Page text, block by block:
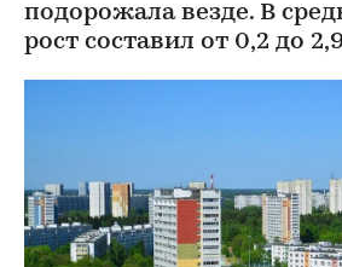
подорожала везде. В
рост составил от 0,2 до